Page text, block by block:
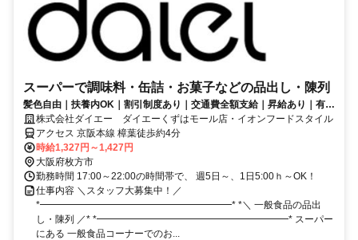
スーパーで調味料・缶詰・お菓子などの品出し・陳列
髪色自由｜扶養内OK｜割引制度あり｜交通費全額支給｜昇給あり｜有給
あり株式会社ダイエー ダイエーくずはモール店・イオンフードスタイル
アクセス 京阪本線 樟葉徒歩約4分
時給1,327円～1,427円
大阪府枚方市
勤務時間 17:00～22:00の時間帯で、 週5日～、1日5:00ｈ～OK！
仕事内容 ＼スタッフ大募集中！／
*━━━━━━━━━━━━━━━━━━━━* *＼ 一般食品の品出
し・陳列 ／* *━━━━━━━━━━━━━━━━━━━━* スーパー
にある 一般食品コーナーでのお...